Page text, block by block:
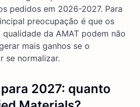
pedidos em 2026-2027. Para
preocupação é que os
da AMAT podem não
mais ganhos se o
se normalizar.
2027: quanto